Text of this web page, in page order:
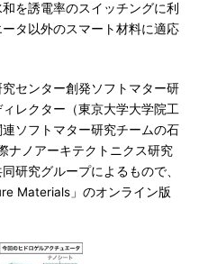
を誘電率のスイッチングに利
タ以外のスマート材料に適応
センター創発ソフトマター研
レクター（東京大学大学院工
ソフトマター研究チームの石
ナノアーキテクトニクス研究
研究グループによるもので、
Materials」のオンライン版